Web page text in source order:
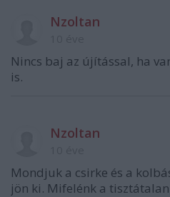
Nzoltan
Nincs baj az újítással, ha
is.
Nzoltan
Mondjuk a csirke és a
jön ki. Mifelénk a